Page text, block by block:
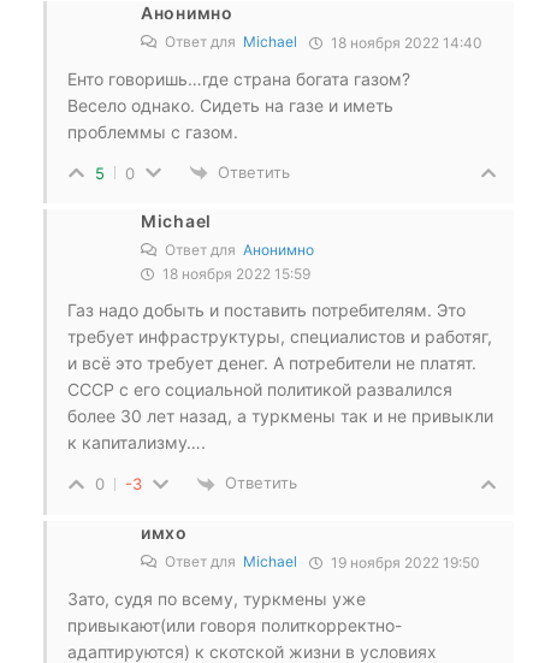
Анонимно
Ответ для Michael 18 ноября 2022 14:40
Енто говоришь…где страна богата газом?
Весело однако. Сидеть на газе и иметь
проблеммы с газом.
5 0 Ответить
Michael
Ответ для Анонимно
18 ноября 2022 15:59
Газ надо добыть и поставить потребителям. Это
требует инфраструктуры, специалистов и работяг,
и всё это требует денег. А потребители не платят.
СССР с его социальной политикой развалился
более 30 лет назад, а туркмены так и не привыкли
к капитализму….
0 -3 Ответить
имхо
Ответ для Michael 19 ноября 2022 19:50
Зато, судя по всему, туркмены уже
привыкают(или говоря политкорректно-
адаптируются) к скотской жизни в условиях